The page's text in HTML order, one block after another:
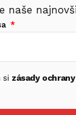
naše
si zásady